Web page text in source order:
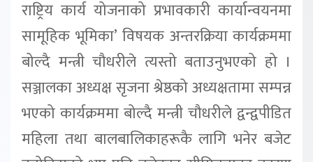
राष्ट्रिय कार्य योजनाको प्रभावकारी कार्यान्वयनमा
सामूहिक भूमिका’ विषयक अन्तरक्रिया कार्यक्रममा
बोल्दै मन्त्री चौधरीले त्यस्तो बताउनुभएको हो ।
सञ्जालका अध्यक्ष सृजना श्रेष्ठको अध्यक्षतामा सम्पन्न
भएको कार्यक्रममा बोल्दै मन्त्री चौधरीलेद्वन्द्वपीडित
महिला तथा बालबालिकाहरूकै लागि भनेर बजेट